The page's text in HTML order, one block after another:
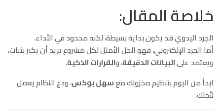
خلاصة المقال:
الجرد اليدوي قد يكون بداية بسيطة، لكنه محدود في الأداء.
أما الجرد الإلكتروني، فهو الحل الأمثل لكل مشروع يريد أن يكبر بثبات،
ويعتمد علىالبيانات الدقيقة، والقرارات الذكية.
ابدأ من اليوم بتنظيم مخزونك معسهل بوكس، ودع النظام يعمل
لأجلك.